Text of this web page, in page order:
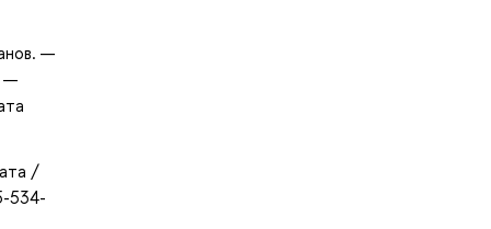
—
—
/
534-